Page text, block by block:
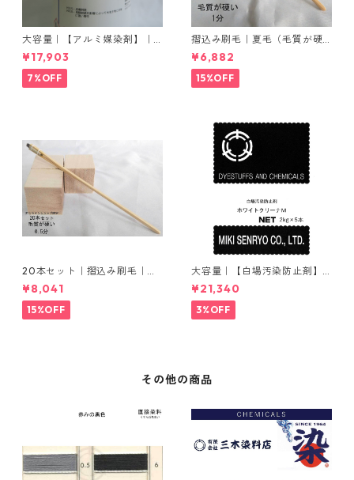
大容量｜【アルミ媒染剤】｜5
00g−5本入り｜塩化アルミニ
ウム
¥17,903
7%OFF
摺込み刷毛｜夏毛（毛質が硬
い）1分｜16本入り＊1セット
¥6,882
15%OFF
20本セット｜摺込み刷毛｜夏
毛（毛質が硬い）0.5分
¥8,041
15%OFF
大容量｜【白場汚染防止剤】
｜2kg×5本｜ホワイトクリー
ナＭ
¥21,340
3%OFF
その他の商品